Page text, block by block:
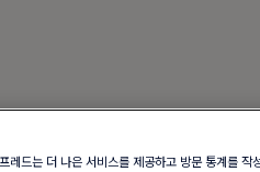
프레드는 더 나은 서비스를 제공하고 방문 통계를